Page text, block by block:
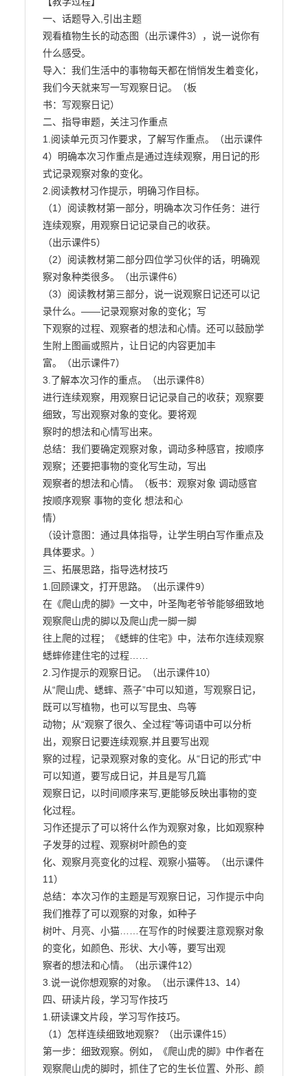
一、话题导入,引出主题
观看植物生长的动态图（出示课件3），说一说你有
什么感受。
导入：我们生活中的事物每天都在悄悄发生着变化，
我们今天就来写一写观察日记。（板
书：写观察日记）
二、指导审题，关注习作重点
1.阅读单元页习作要求，了解写作重点。（出示课件
4）明确本次习作重点是通过连续观察，用日记的形
式记录观察对象的变化。
2.阅读教材习作提示，明确习作目标。
（1）阅读教材第一部分，明确本次习作任务：进行
连续观察，用观察日记记录自己的收获。
（出示课件5）
（2）阅读教材第二部分四位学习伙伴的话，明确观
察对象种类很多。（出示课件6）
（3）阅读教材第三部分，说一说观察日记还可以记
录什么。——记录观察对象的变化；写
下观察的过程、观察者的想法和心情。还可以鼓励学
生附上图画或照片，让日记的内容更加丰
富。（出示课件7）
3.了解本次习作的重点。（出示课件8）
进行连续观察，用观察日记记录自己的收获；观察要
细致，写出观察对象的变化。要将观
察时的想法和心情写出来。
总结：我们要确定观察对象，调动多种感官，按顺序
观察；还要把事物的变化写生动，写出
观察者的想法和心情。（板书：观察对象 调动感官
按顺序观察 事物的变化 想法和心
情）
（设计意图：通过具体指导，让学生明白写作重点及
具体要求。）
三、拓展思路，指导选材技巧
1.回顾课文，打开思路。（出示课件9）
在《爬山虎的脚》一文中，叶圣陶老爷爷能够细致地
观察爬山虎的脚以及爬山虎一脚一脚
往上爬的过程；《蟋蟀的住宅》中，法布尔连续观察
蟋蟀修建住宅的过程……
2.习作提示的观察日记。（出示课件10）
从“爬山虎、蟋蟀、燕子”中可以知道，写观察日记，
既可以写植物，也可以写昆虫、鸟等
动物；从“观察了很久、全过程”等词语中可以分析
出，观察日记要连续观察,并且要写出观
察的过程，记录观察对象的变化。从“日记的形式”中
可以知道，要写成日记，并且是写几篇
观察日记，以时间顺序来写,更能够反映出事物的变
化过程。
习作还提示了可以将什么作为观察对象，比如观察种
子发芽的过程、观察树叶颜色的变
化、观察月亮变化的过程、观察小猫等。（出示课件
11）
总结：本次习作的主题是写观察日记，习作提示中向
我们推荐了可以观察的对象，如种子
树叶、月亮、小猫……在写作的时候要注意观察对象
的变化，如颜色、形状、大小等，要写出观
察者的想法和心情。（出示课件12）
3.说一说你想观察的对象。（出示课件13、14）
四、研读片段，学习写作技巧
1.研读课文片段，学习写作技巧。
（1）怎样连续细致地观察？（出示课件15）
第一步：细致观察。例如，《爬山虎的脚》中作者在
观察爬山虎的脚时，抓住了它的生长位置、外形、颜